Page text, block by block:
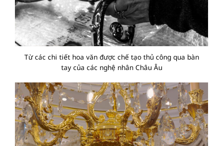
Từ các chi tiết hoa văn được chế tạo thủ công qua bàn
tay của các nghệ nhân Châu Âu